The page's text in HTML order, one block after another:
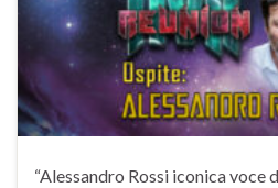
“Alessandro Rossi iconica voce